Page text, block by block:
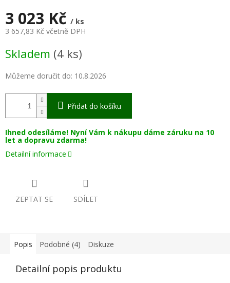
3 023 Kč / ks
3 657,83 Kč včetně DPH
cena:
Skladem (4 ks)
Můžeme doručit do: 10.8.2026
Přidat do košíku
Ihned odesíláme! Nyní Vám k nákupu dáme záruku na 10
let a dopravu zdarma!
Detailní informace
ZEPTAT SE SDÍLET
Popis Podobné (4) Diskuze
Detailní popis produktu